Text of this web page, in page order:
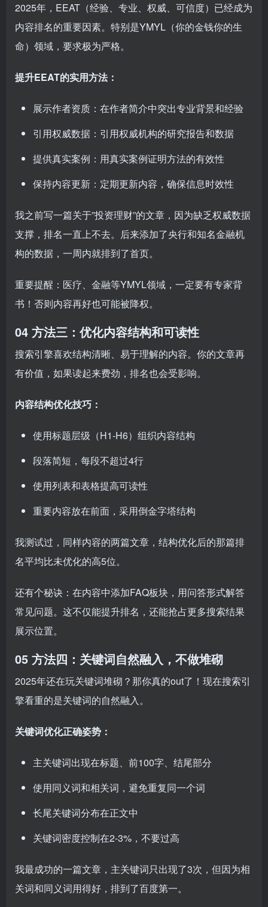
2025年，EEAT（经验、专业、权威、可信度）已经成为
内容排名的重要因素。特别是YMYL（你的金钱你的生
命）领域，要求极为严格。
提升EEAT的实用方法：
展示作者资质：在作者简介中突出专业背景和经验
引用权威数据：引用权威机构的研究报告和数据
提供真实案例：用真实案例证明方法的有效性
保持内容更新：定期更新内容，确保信息时效性
我之前写一篇关于”投资理财”的文章，因为缺乏权威数据
支撑，排名一直上不去。后来添加了央行和知名金融机
构的数据，一周内就排到了首页。
重要提醒：医疗、金融等YMYL领域，一定要有专家背
书！否则内容再好也可能被降权。
04 方法三：优化内容结构和可读性
搜索引擎喜欢结构清晰、易于理解的内容。你的文章再
有价值，如果读起来费劲，排名也会受影响。
内容结构优化技巧：
使用标题层级（H1-H6）组织内容结构
段落简短，每段不超过4行
使用列表和表格提高可读性
重要内容放在前面，采用倒金字塔结构
我测试过，同样内容的两篇文章，结构优化后的那篇排
名平均比未优化的高5位。
还有个秘诀：在内容中添加FAQ板块，用问答形式解答
常见问题。这不仅能提升排名，还能抢占更多搜索结果
展示位置。
05 方法四：关键词自然融入，不做堆砌
2025年还在玩关键词堆砌？那你真的out了！现在搜索引
擎看重的是关键词的自然融入。
关键词优化正确姿势：
主关键词出现在标题、前100字、结尾部分
使用同义词和相关词，避免重复同一个词
长尾关键词分布在正文中
关键词密度控制在2-3%，不要过高
我最成功的一篇文章，主关键词只出现了3次，但因为相
关词和同义词用得好，排到了百度第一。